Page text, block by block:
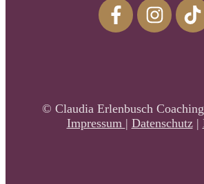
© Claudia Erlenbusch
Impressum | Datenschutz |